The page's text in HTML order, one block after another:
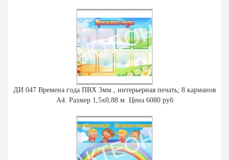
ДИ 047 Времена года ПВХ 3мм., интерьерная печать; 8 карманов
А4. Размер 1,5х0,88 м. Цена 6080 руб